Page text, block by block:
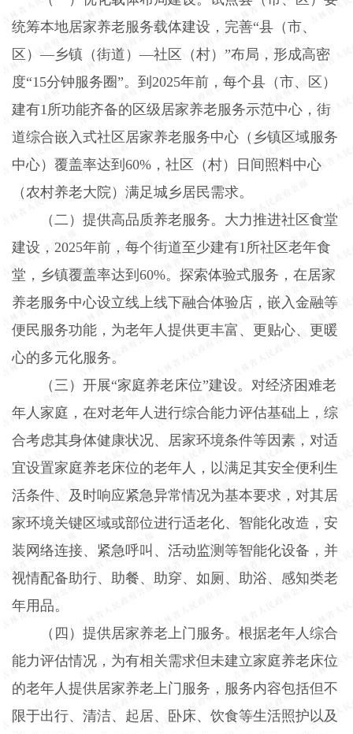
统筹本地居家养老服务载体建设，完善“县（市、
区）—乡镇（街道）—社区（村）”布局，形成高密
度“15分钟服务圈”。到 2025年前，每个县（市、区）
建有1 所功能齐备的区级居家养老服务示范中心，街
道综合嵌入式社区居家养老服务中心（乡镇区域服务
中心）覆盖率达到 60% ，社区（村）日间照料中心
（农村养老大院）满足城乡居民需求。
（二）提供高品质养老服务。 大力推进社区食堂
建设， 2025年前，每个街道至少建有1 所社区老年食
堂，乡镇覆盖率达到 60%。探索体验式服务，在居家
养老服务中心设立线上线下融合体验店，嵌入金融等
便民服务功能，为老年人提供更丰富、更贴心、更暖
心的多元化服务。
（三）开展“家庭养老床位”建设。 对经济困难老
年人家庭，在对老年人进行综合能力评估基础上，综
合考虑其身体健康状况、居家环境条件等因素，对适
宜设置家庭养老床位的老年人，以满足其安全便利生
活条件、及时响应紧急异常情况为基本要求，对其居
家环境关键区域或部位进行适老化、智能化改造，安
装网络连接、紧急呼叫、活动监测等智能化设备，并
视情配备助行、助餐、助穿、如厕、助浴、感知类老
年用品。
（四）提供居家养老上门服务。 根据老年人综合
能力评估情况，为有相关需求但未建立家庭养老床位
的老年人提供居家养老上门服务，服务内容包括但不
限于出行、清洁、起居、卧床、饮食等生活照护以及